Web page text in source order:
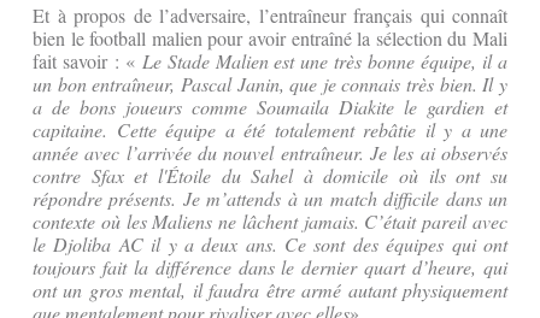
Et à propos de l’adversaire, l’entraîneur français qui connaît
bien le football malien pour avoir entraîné la sélection du Mali
fait savoir : « Le Stade Malien est une très bonne équipe, il a
un bon entraîneur, Pascal Janin, que je connais très bien. Il y
a de bons joueurs comme Soumaila Diakite le gardien et
capitaine. Cette équipe a été totalement rebâtie il y a une
année avec l’arrivée du nouvel entraîneur. Je les ai observés
contre Sfax et l'Étoile du Sahel à domicile où ils ont su
répondre présents. Je m’attends à un match difficile dans un
contexte où les Maliens ne lâchent jamais. C’était pareil avec
le Djoliba AC il y a deux ans. Ce sont des équipes qui ont
toujours fait la différence dans le dernier quart d’heure, qui
ont un gros mental, il faudra être armé autant physiquement
que mentalement pour rivaliser avec elles».